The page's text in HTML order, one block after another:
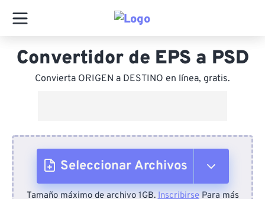
Convertidor de EPS a PSD
Convierta ORIGEN a DESTINO en línea, gratis.
Seleccionar Archivos
Tamaño máximo de archivo 1GB.InscribirsePara más